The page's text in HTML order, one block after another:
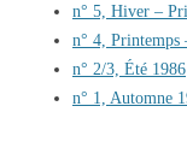
n° 5, Hiver –
n° 4, Printemps
n° 2/3, Été 1986
n° 1, Automne